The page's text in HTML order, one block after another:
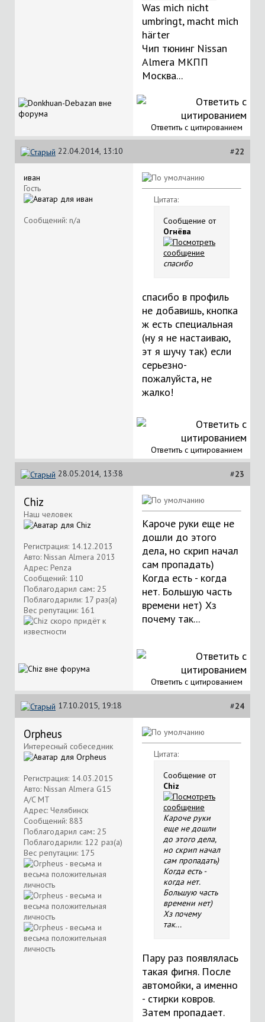
Was mich nicht
umbringt, macht mich
härter
Чип тюнинг Nissan
Almera МКПП
Москва...
Ответить с цитированием
22.04.2014, 13:10 #22
иван
Гость
Сообщений: n/a
Цитата:
Сообщение от
Огнёва
спасибо
спасибо в профиль
не добавишь, кнопка
ж есть специальная
(ну я не настаиваю,
эт я шучу так) если
серьезно-
пожалуйста, не
жалко!
Ответить с цитированием
28.05.2014, 13:38 #23
Chiz
Наш человек
Регистрация: 14.12.2013
Авто: Nissan Almera 2013
Адрес: Penza
Сообщений: 110
Поблагодарил сам:: 25
Поблагодарили: 17 раз(а)
Вес репутации: 161
Кароче руки еще не
дошли до этого
дела, но скрип начал
сам пропадать)
Когда есть - когда
нет. Большую часть
времени нет) Хз
почему так...
Ответить с цитированием
17.10.2015, 19:18 #24
Orpheus
Интересный собеседник
Регистрация: 14.03.2015
Авто: Nissan Almera G15
A/C MT
Адрес: Челябинск
Сообщений: 883
Поблагодарил сам:: 25
Поблагодарили: 122 раз(а)
Вес репутации: 175
Цитата:
Сообщение от
Chiz
Кароче руки
еще не дошли
до этого дела,
но скрип начал
сам пропадать)
Когда есть -
когда нет.
Большую часть
времени нет)
Хз почему
так...
Пару раз появлялась
такая фигня. После
автомойки, а именно
- стирки ковров.
Затем пропадает.